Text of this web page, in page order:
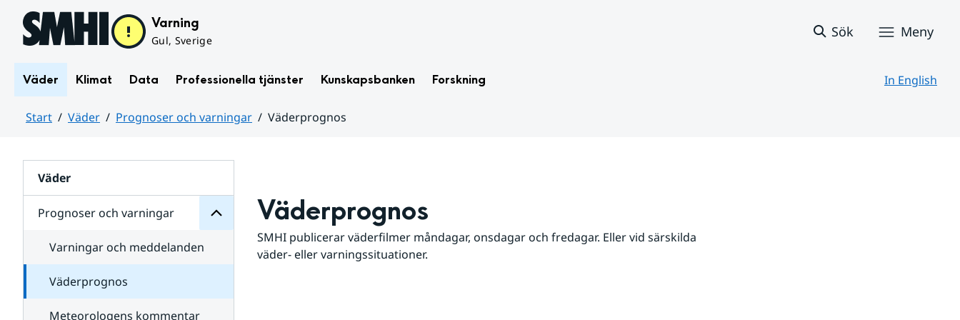
Hoppa till sidans innehåll Varning
Gul, Sverige
Sök Meny
Väder Klimat Data Professionella tjänster Kunskapsbanken Forskning In English
Start Väder Prognoser och varningar
Väderprognos
Väder
Prognoser och varningar
för
varningar
Varningar och meddelanden
Väderprognos
Meteorologens kommentar
Väderprognos
SMHI publicerar väderfilmer måndagar, onsdagar och fredagar. Eller vid särskilda
väder- eller varningssituationer.